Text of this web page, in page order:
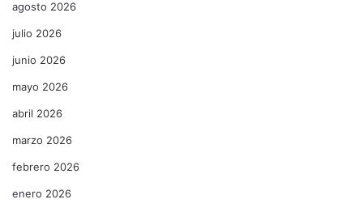
agosto 2026
julio 2026
junio 2026
mayo 2026
abril 2026
marzo 2026
febrero 2026
enero 2026